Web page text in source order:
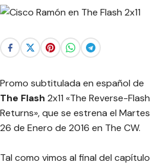
Promo subtitulada en español de
The Flash 2x11 «The Reverse-Flash
Returns», que se estrena el Martes
26 de Enero de 2016 en The CW.
Tal como vimos al final del capítulo